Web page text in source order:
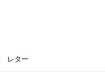
レター